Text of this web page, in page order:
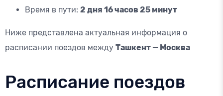
Время в пути: 2 дня 16 часов 25 минут
Ниже представлена актуальная информация о
расписании поездов между Ташкент — Москва
Расписание поездов